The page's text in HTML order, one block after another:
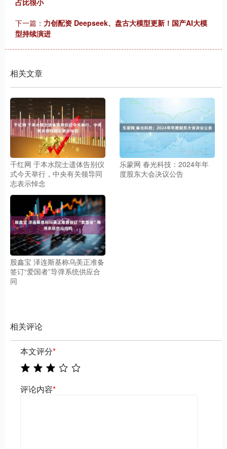
下一篇： 力创配资 Deepseek、盘古大模型更新！国产AI大模
型持续演进
相关文章
千红网 于本水院士遗体告别仪
式今天举行，中央有关领导同
志表示悼念
乐蒙网 春光科技：2024年年
度股东大会决议公告
股鑫宝 泽连斯基称乌美正准备
签订“爱国者”导弹系统供应合
同
相关评论
本文评分*
评论内容*